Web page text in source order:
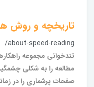
تاریخچه و روش‌
/about-speed-reading
تندخوانی مجموعه
مطالعه را به شکلی
صفحات پرشماری را در